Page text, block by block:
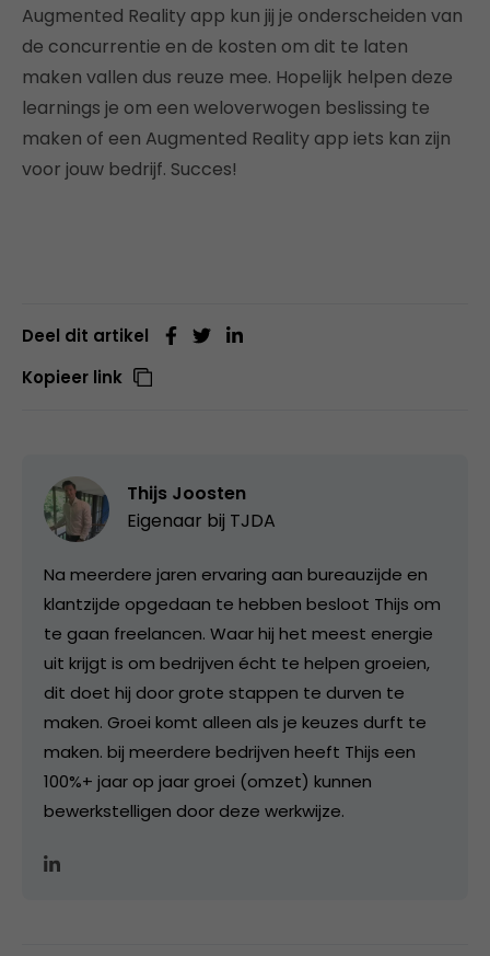
Augmented Reality app kun jij je onderscheiden van
de concurrentie en de kosten om dit te laten
maken vallen dus reuze mee. Hopelijk helpen deze
learnings je om een weloverwogen beslissing te
maken of een Augmented Reality app iets kan zijn
voor jouw bedrijf. Succes!
Deel dit artikel
Kopieer link
Thijs Joosten
Eigenaar bij TJDA
Na meerdere jaren ervaring aan bureauzijde en
klantzijde opgedaan te hebben besloot Thijs om
te gaan freelancen. Waar hij het meest energie
uit krijgt is om bedrijven écht te helpen groeien,
dit doet hij door grote stappen te durven te
maken. Groei komt alleen als je keuzes durft te
maken. bij meerdere bedrijven heeft Thijs een
100%+ jaar op jaar groei (omzet) kunnen
bewerkstelligen door deze werkwijze.